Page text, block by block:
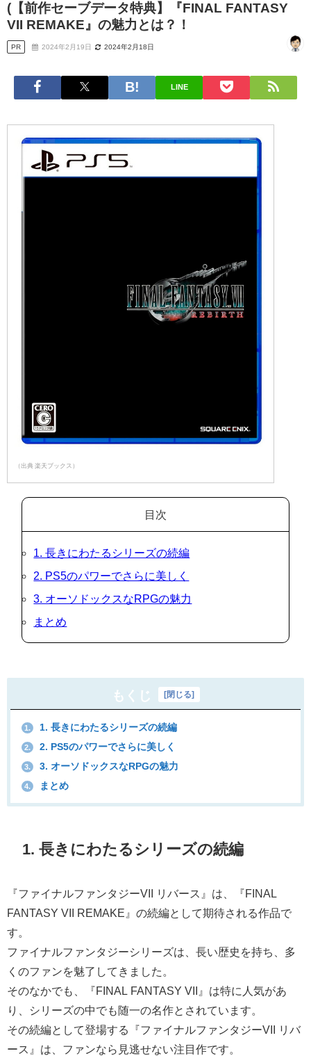
(【前作セーブデータ特典】『FINAL FANTASY
VII REMAKE』の魅力とは？！
PR 2024年2月19日 2024年2月18日
LINE
（出典 楽天ブックス）
目次
1. 長きにわたるシリーズの続編
2. PS5のパワーでさらに美しく
3. オーソドックスなRPGの魅力
まとめ
もくじ [閉じる]
1. 1. 長きにわたるシリーズの続編
2. 2. PS5のパワーでさらに美しく
3. 3. オーソドックスなRPGの魅力
4. まとめ
1. 長きにわたるシリーズの続編
『ファイナルファンタジーVII リバース』は、『FINAL
FANTASY VII REMAKE』の続編として期待される作品で
す。
ファイナルファンタジーシリーズは、長い歴史を持ち、多
くのファンを魅了してきました。
そのなかでも、『FINAL FANTASY VII』は特に人気があ
り、シリーズの中でも随一の名作とされています。
その続編として登場する『ファイナルファンタジーVII リバ
ース』は、ファンなら見逃せない注目作です。